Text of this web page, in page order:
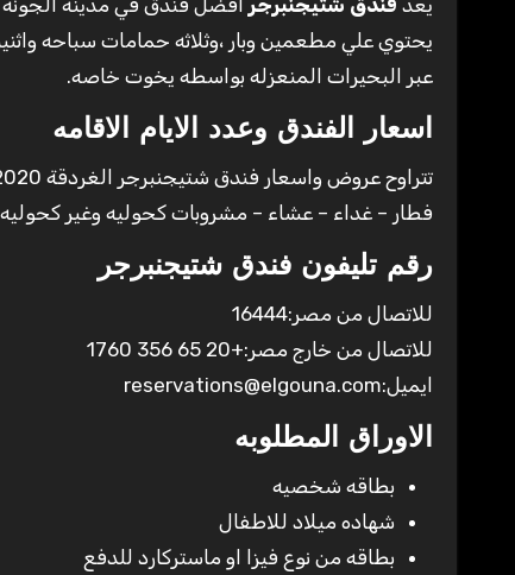
يعد فندق شتيجنبرجر
يحتوي علي مطعمين وبار ،وثلاثه حمامات سباحه
عبر البحيرات المنعزله بواسطه يخوت خاصه.
اسعار الفندق وعدد الايام الاقامه
فطار – غداء – عشاء – مشروبات كحوليه وغير
رقم تليفون فندق شتيجنبرجر
للاتصال من مصر:16444
للاتصال من خارج مصر:+20 65 356 1760
ايميل:reservations@elgouna.com
الاوراق المطلوبه
بطاقه شخصيه
شهاده ميلاد للاطفال
بطاقه من نوع فيزا او ماستركارد للدفع